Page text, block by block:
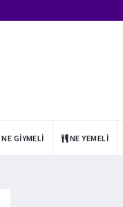
NE GIYMELI NE YEMELI